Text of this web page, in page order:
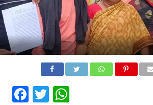
Facebook
Twitter
WhatsApp